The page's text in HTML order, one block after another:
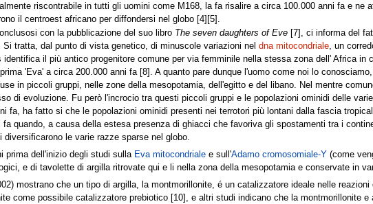
riscontrabile in tutti gli uomini come M168, la fa risalire a circa 100.000 anni fa e ne
il centroest africano per diffondersi nel globo [4][5].
con la pubblicazione del suo libro The seven daughters of Eve [7], ci informa del
tratta, dal punto di vista genetico, di minuscole variazioni neldna mitocondriale, un
il più antico progenitore comune per via femminile nella stessa zona dell' Africa in
'Eva' a circa 200.000 anni fa [8]. A quanto pare dunque l'uomo come noi lo
in piccoli gruppi, nelle zone della mesopotamia, dell'egitto e del libano. Nel mentre
di evoluzione. Fu però l'incrocio tra questi piccoli gruppi e le popolazioni ominidi delle
fa, ha fatto si che le popolazioni ominidi presenti nei terrotori più lontani dalla fascia
quando, a causa della estesa presenza di ghiacci che favoriva gli spostamenti tra i
le varie razze sparse nel globo.
prima dell'inizio degli studi sulla Eva mitocondriale e sull'Adamo cromosomiale-Y (come
e di tavolette di argilla ritrovate qui e li nella zona della mesopotamia e conservate in
mostrano che un tipo di argilla, la montmorillonite, é un catalizzatore ideale nelle
come possibile catalizzatore prebiotico [10], e altri studi indicano che la montmorillonite